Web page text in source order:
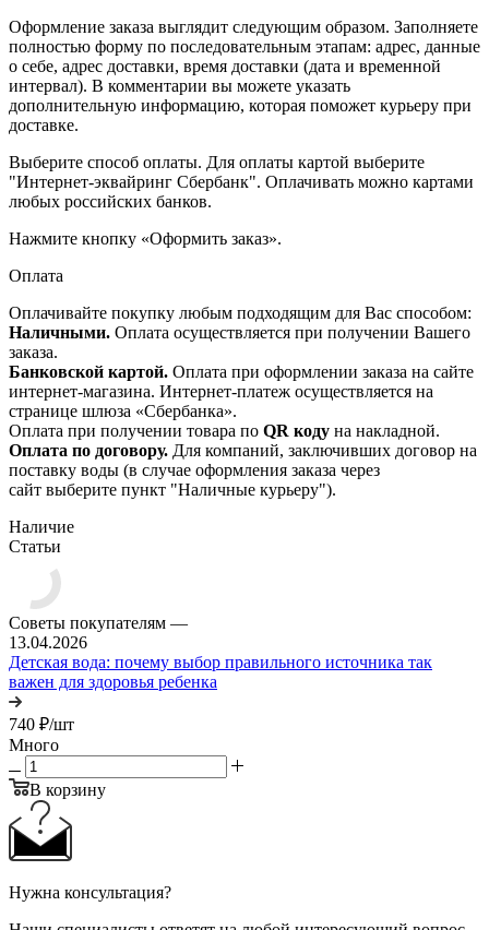
Оформление заказа выглядит следующим образом. Заполняете
полностью форму по последовательным этапам: адрес, данные
о себе, адрес доставки, время доставки (дата и временной
интервал). В комментарии вы можете указать
дополнительную информацию, которая поможет курьеру при
доставке.
Выберите способ оплаты. Для оплаты картой выберите
"Интернет-эквайринг Сбербанк". Оплачивать можно картами
любых российских банков.
Нажмите кнопку «Оформить заказ».
Оплата
Оплачивайте покупку любым подходящим для Вас способом:
Наличными. Оплата осуществляется при получении Вашего
заказа.
Банковской картой. Оплата при оформлении заказа на сайте
интернет-магазина. Интернет-платеж осуществляется на
странице шлюза «Сбербанка».
Оплата при получении товара по QR коду на накладной.
Оплата по договору. Для компаний, заключивших договор на
поставку воды (в случае оформления заказа через
сайт выберите пункт "Наличные курьеру").
Наличие
Статьи
Советы покупателям —
13.04.2026
Детская вода: почему выбор правильного источника так
важен для здоровья ребенка
740 ₽/шт
Много
В корзину
Нужна консультация?